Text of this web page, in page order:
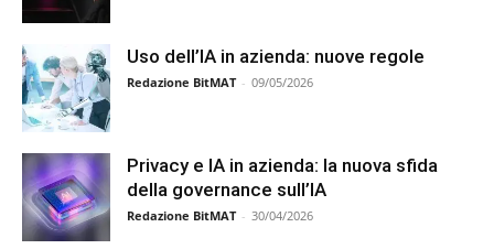
Uso dell’IA in azienda: nuove regole
Redazione BitMAT - 09/05/2026
Privacy e IA in azienda: la nuova sfida
della governance sull’IA
Redazione BitMAT - 30/04/2026